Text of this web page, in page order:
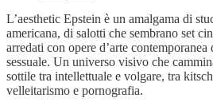
L’aesthetic Epstein è un amalgama di
americana, di salotti che sembrano set
arredati con opere d’arte
sessuale. Un universo visivo che
sottile tra intellettuale e volgare, tra
velleitarismo e pornografia.